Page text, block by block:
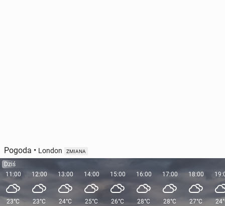
Pogoda • London ZMIANA
Dziś
11:00
23°C
12:00
23°C
13:00
24°C
14:00
25°C
15:00
26°C
16:00
28°C
17:00
28°C
18:00
27°C